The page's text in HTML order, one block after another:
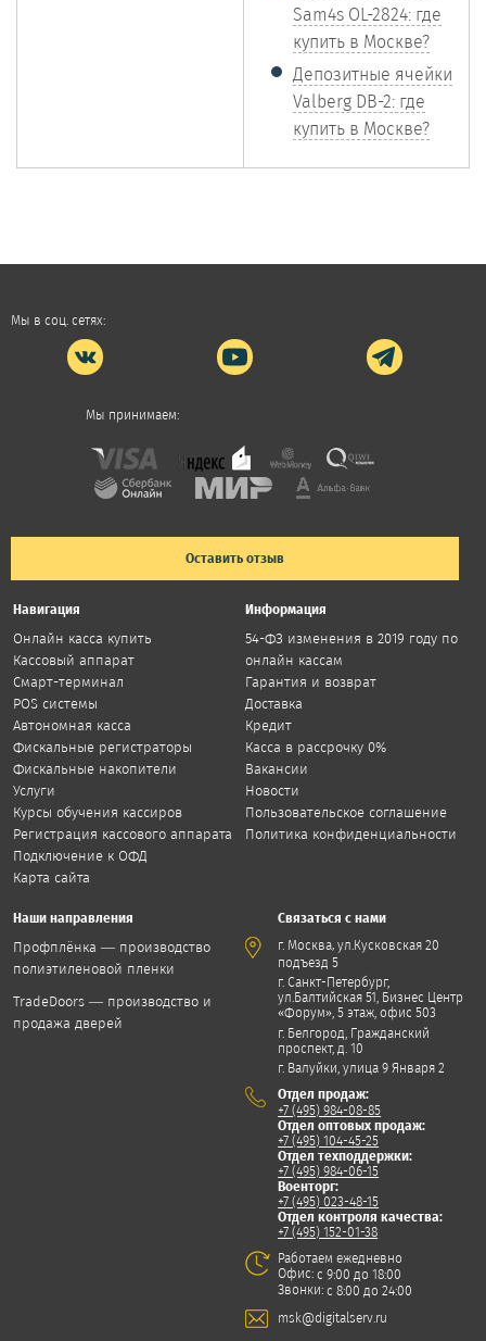
Sam4s OL-2824: где
купить в Москве?
Депозитные ячейки
Valberg DB-2: где
купить в Москве?
Мы в соц. сетях:
Мы принимаем:
Оставить отзыв
Навигация
Онлайн касса купить
Кассовый аппарат
Смарт-терминал
POS системы
Автономная касса
Фискальные регистраторы
Фискальные накопители
Услуги
Курсы обучения кассиров
Регистрация кассового аппарата
Подключение к ОФД
Карта сайта
Информация
54-ФЗ изменения в 2019 году по
онлайн кассам
Гарантия и возврат
Доставка
Кредит
Касса в рассрочку 0%
Вакансии
Новости
Пользовательское соглашение
Политика конфиденциальности
Наши направления
Профплёнка — производство
полиэтиленовой пленки
TradeDoors — производство и
продажа дверей
Связаться с нами
г. Москва,ул.Кусковская 20
подъезд 5
г. Санкт-Петербург,
ул.Балтийская 51, Бизнес Центр
«Форум», 5 этаж, офис 503
г. Белгород, Гражданский
проспект, д. 10
г. Валуйки, улица 9 Января 2
Отдел продаж:
+7 (495) 984-08-85
Отдел оптовых продаж:
+7 (495) 104-45-25
Отдел техподдержки:
+7 (495) 984-06-15
Военторг:
+7 (495) 023-48-15
Отдел контроля качества:
+7 (495) 152-01-38
Работаем ежедневно
Офис:с 9:00 до 18:00
Звонки:с 8:00 до 24:00
msk@digitalserv.ru